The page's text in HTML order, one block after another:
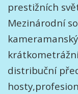
prestižních
Mezinárodní
distribuční